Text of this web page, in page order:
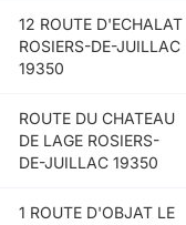
12 ROUTE D'ECHALAT
ROSIERS-DE-JUILLAC
19350
ROUTE DU CHATEAU
DE LAGE ROSIERS-
DE-JUILLAC 19350
1 ROUTE D'OBJAT LE